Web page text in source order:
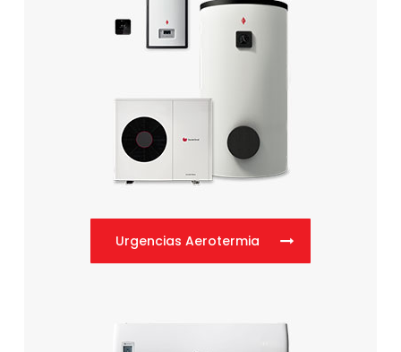
Urgencias Aerotermia